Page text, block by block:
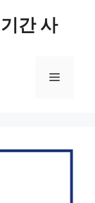
간 사
메